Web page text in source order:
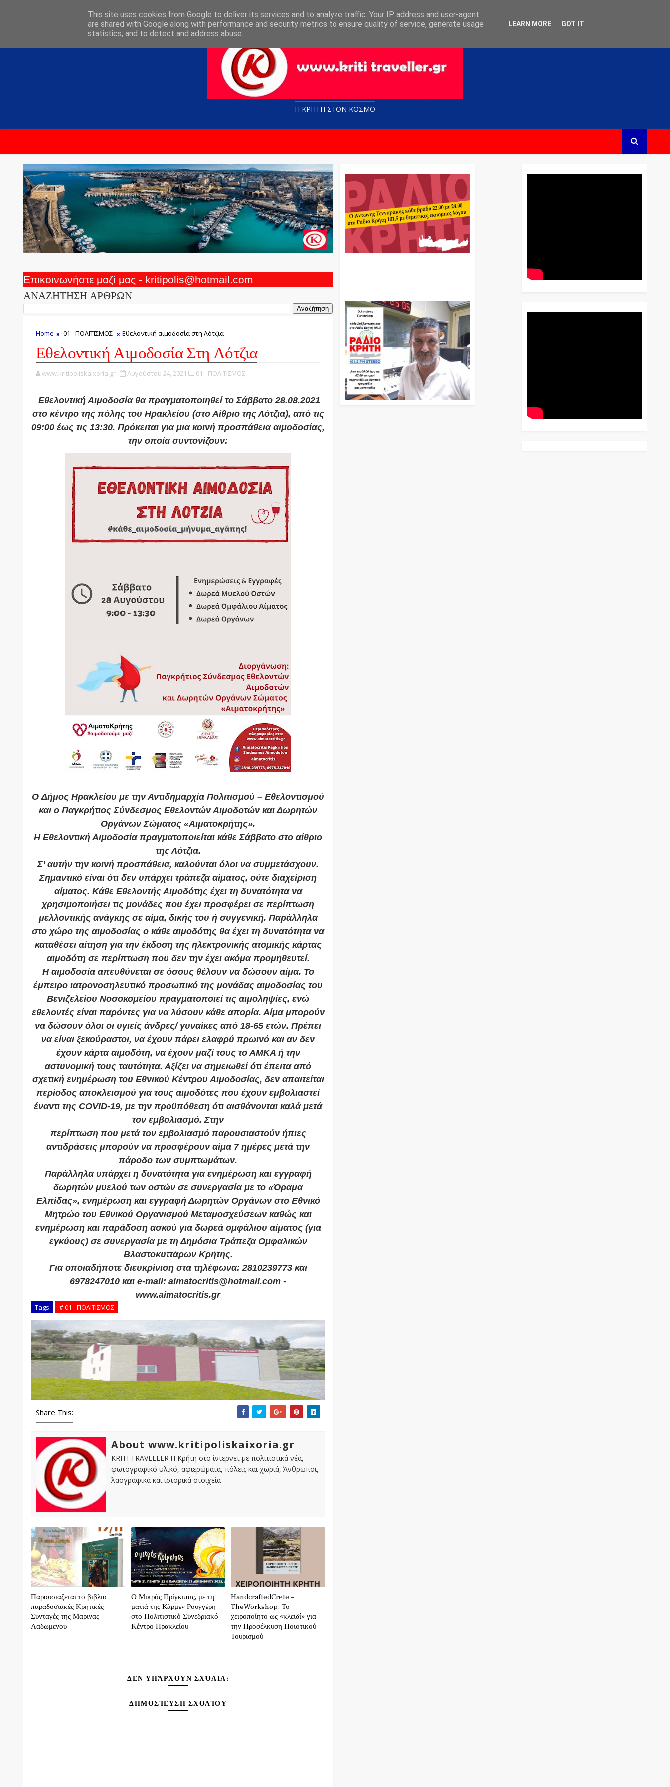
Η ΚΡΗΤΗ ΣΤΟN KOΣΜΟ
Επικοινωνήστε μαζί μας - kritipolis@hotmail.com
ΑΝΑΖΗΤΗΣΗ ΑΡΘΡΩΝ
Home 01 - ΠΟΛΙΤΙΣΜΟΣ Εθελοντική αιμοδοσία στη Λότζια
Εθελοντική Αιμοδοσία Στη Λότζια
www.kritipoliskaixoria.gr Αυγούστου 24, 2021 01 - ΠΟΛΙΤΙΣΜΟΣ,
Εθελοντική Αιμοδοσία θα πραγματοποιηθεί το Σάββατο 28.08.2021
στο κέντρο της πόλης του Ηρακλείου (στο Αίθριο της Λότζια), από τις
09:00 έως τις 13:30. Πρόκειται για μια κοινή προσπάθεια αιμοδοσίας,
την οποία συντονίζουν:
O Δήμος Ηρακλείου με την Αντιδημαρχία Πολιτισμού – Εθελοντισμού
και ο Παγκρήτιος Σύνδεσμος Εθελοντών Αιμοδοτών και Δωρητών
Οργάνων Σώματος «Αιματοκρήτης».
Η Εθελοντική Αιμοδοσία πραγματοποιείται κάθε Σάββατο στο αίθριο
της Λότζια.
Σ’ αυτήν την κοινή προσπάθεια, καλούνται όλοι να συμμετάσχουν.
Σημαντικό είναι ότι δεν υπάρχει τράπεζα αίματος, ούτε διαχείριση
αίματος. Κάθε Εθελοντής Αιμοδότης έχει τη δυνατότητα να
χρησιμοποιήσει τις μονάδες που έχει προσφέρει σε περίπτωση
μελλοντικής ανάγκης σε αίμα, δικής του ή συγγενική. Παράλληλα
στο χώρο της αιμοδοσίας ο κάθε αιμοδότης θα έχει τη δυνατότητα να
καταθέσει αίτηση για την έκδοση της ηλεκτρονικής ατομικής κάρτας
αιμοδότη σε περίπτωση που δεν την έχει ακόμα προμηθευτεί.
Η αιμοδοσία απευθύνεται σε όσους θέλουν να δώσουν αίμα. Το
έμπειρο ιατρονοσηλευτικό προσωπικό της μονάδας αιμοδοσίας του
Βενιζελείου Νοσοκομείου πραγματοποιεί τις αιμοληψίες, ενώ
εθελοντές είναι παρόντες για να λύσουν κάθε απορία. Αίμα μπορούν
να δώσουν όλοι οι υγιείς άνδρες/ γυναίκες από 18-65 ετών. Πρέπει
να είναι ξεκούραστοι, να έχουν πάρει ελαφρύ πρωινό και αν δεν
έχουν κάρτα αιμοδότη, να έχουν μαζί τους το ΑΜΚΑ ή την
αστυνομική τους ταυτότητα. Αξίζει να σημειωθεί ότι έπειτα από
σχετική ενημέρωση του Εθνικού Κέντρου Αιμοδοσίας, δεν απαιτείται
περίοδος αποκλεισμού για τους αιμοδότες που έχουν εμβολιαστεί
έναντι της COVID-19, με την προϋπόθεση ότι αισθάνονται καλά μετά
τον εμβολιασμό. Στην
περίπτωση που μετά τον εμβολιασμό παρουσιαστούν ήπιες
αντιδράσεις μπορούν να προσφέρουν αίμα 7 ημέρες μετά την
πάροδο των συμπτωμάτων.
Παράλληλα υπάρχει η δυνατότητα για ενημέρωση και εγγραφή
δωρητών μυελού των οστών σε συνεργασία με το «Όραμα
Ελπίδας», ενημέρωση και εγγραφή Δωρητών Οργάνων στο Εθνικό
Μητρώο του Εθνικού Οργανισμού Μεταμοσχεύσεων καθώς και
ενημέρωση και παράδοση ασκού για δωρεά ομφάλιου αίματος (για
εγκύους) σε συνεργασία με τη Δημόσια Τράπεζα Ομφαλικών
Βλαστοκυττάρων Κρήτης.
Για οποιαδήποτε διευκρίνιση στα τηλέφωνα: 2810239773 και
6978247010 και e-mail: aimatocritis@hotmail.com -
www.aimatocritis.gr
Tags # 01 - ΠΟΛΙΤΙΣΜΟΣ
Share This:
About www.kritipoliskaixoria.gr
KRITI TRAVELLER Η Κρήτη στο ίντερνετ με πολιτιστικά νέα,
φωτογραφικό υλικό, αφιερώματα, πόλεις και χωριά, Άνθρωποι,
λαογραφικά και ιστορικά στοιχεία
Παρουσιαζεται το βιβλιο
παραδοσιακές Κρητικές
Συνταγές της Μαρινας
Λαδωμενου
Ο Μικρός Πρίγκιπας, με τη
ματιά της Κάρμεν Ρουγγέρη
στο Πολιτιστικό Συνεδριακό
Κέντρο Ηρακλείου
HandcraftedCrete –
TheWorkshop. Το
χειροποίητο ως «κλειδί» για
την Προσέλκυση Ποιοτικού
Τουρισμού
ΔΕΝ ΥΠΆΡΧΟΥΝ ΣΧΌΛΙΑ:
ΔΗΜΟΣΊΕΥΣΗ ΣΧΟΛΊΟΥ
This site uses cookies from Google to deliver its services and to analyze traffic. Your IP address and user-agent
are shared with Google along with performance and security metrics to ensure quality of service, generate usage
statistics, and to detect and address abuse.
LEARN MORE GOT IT